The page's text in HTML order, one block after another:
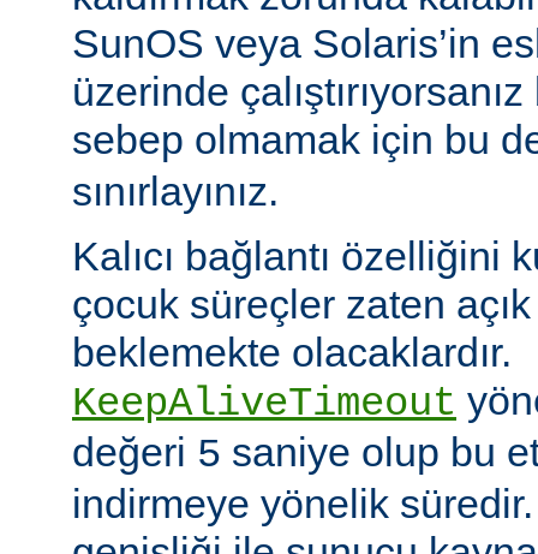
SunOS veya Solaris’in
üzerinde
sebep olmamak için bu
sınırlayınız.
Kalıcı bağlantı özelliğini
çocuk süreçler zaten
beklemekte olacaklardır.
KeepAliveTimeout
değeri 5 saniye olup bu
indirmeye yönelik